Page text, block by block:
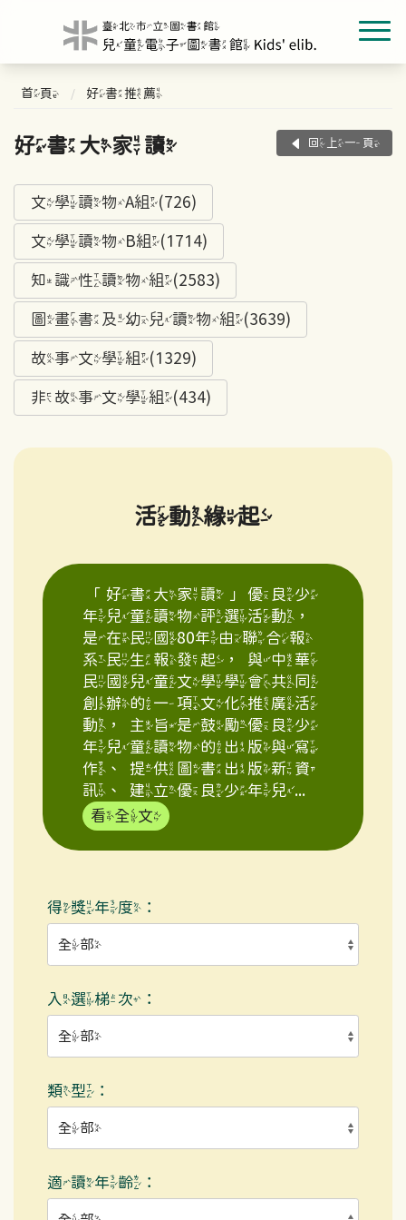
首頁 好書推薦
好書大家讀 回上一頁
文學讀物A組(726)
文學讀物B組(1714)
知識性讀物組(2583)
圖畫書及幼兒讀物組(3639)
故事文學組(1329)
非故事文學組(434)
活動緣起
「好書大家讀」優良少
年兒童讀物評選活動，
是在民國80年由聯合報
系民生報發起，與中華
民國兒童文學學會共同
創辦的一項文化推廣活
動，主旨是鼓勵優良少
年兒童讀物的出版與寫
作、提供圖書出版新資
訊、建立優良少年兒...
看全文
得獎年度：
入選梯次：
類型：
適讀年齡：